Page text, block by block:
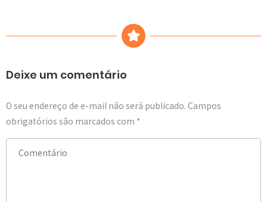
Deixe um comentário
O seu endereço de e-mail não será publicado. Campos
obrigatórios são marcados com *